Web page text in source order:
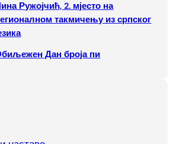
Ружојчић, 2. мјесто на
такмичењу из српског
Дан броја пи